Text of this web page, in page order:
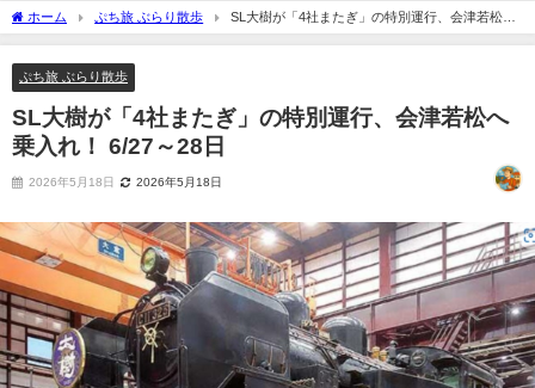
ホーム ぷち旅 ぶらり散歩
SL大樹が「4社またぎ」の特別運行、会津若松へ
乗入れ！ 6/27～28日
ぷち旅 ぶらり散歩
SL大樹が「4社またぎ」の特別運行、会津若松へ
乗入れ！ 6/27～28日
2026年5月18日 2026年5月18日